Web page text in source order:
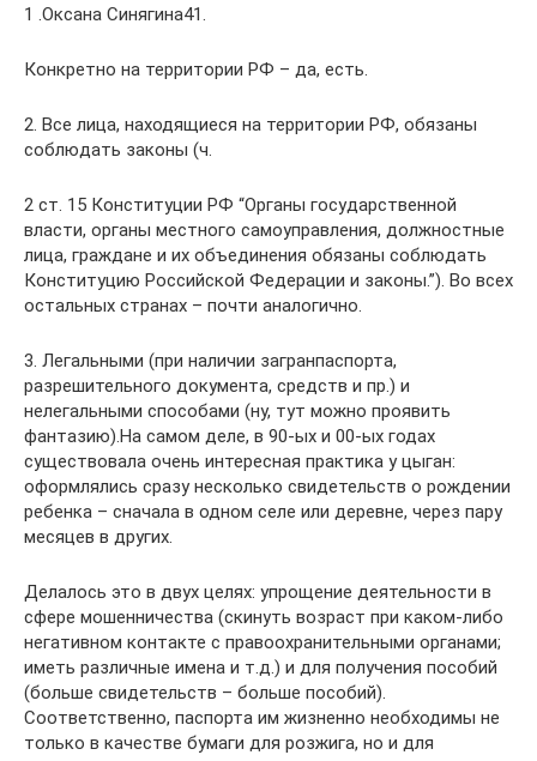
1 .Оксана Синягина41.
Конкретно на территории РФ – да, есть.
2. Все лица, находящиеся на территории РФ, обязаны
соблюдать законы (ч.
2 ст. 15 Конституции РФ “Органы государственной
власти, органы местного самоуправления, должностные
лица, граждане и их объединения обязаны соблюдать
Конституцию Российской Федерации и законы.”). Во всех
остальных странах – почти аналогично.
3. Легальными (при наличии загранпаспорта,
разрешительного документа, средств и пр.) и
нелегальными способами (ну, тут можно проявить
фантазию).На самом деле, в 90-ых и 00-ых годах
существовала очень интересная практика у цыган:
оформлялись сразу несколько свидетельств о рождении
ребенка – сначала в одном селе или деревне, через пару
месяцев в других.
Делалось это в двух целях: упрощение деятельности в
сфере мошенничества (скинуть возраст при каком-либо
негативном контакте с правоохранительными органами;
иметь различные имена и т.д.) и для получения пособий
(больше свидетельств – больше пособий).
Соответственно, паспорта им жизненно необходимы не
только в качестве бумаги для розжига, но и для